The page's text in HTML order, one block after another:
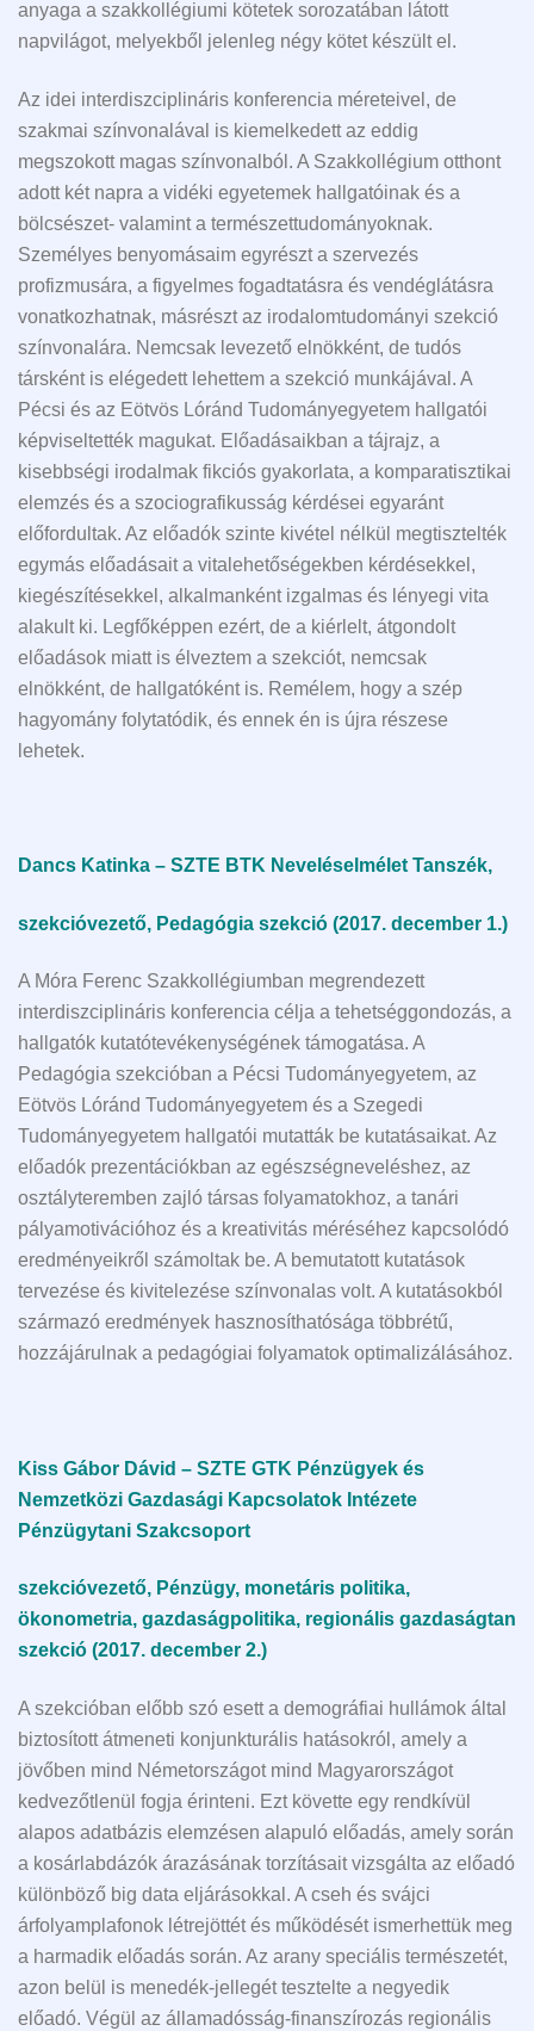
anyaga a szakkollégiumi kötetek sorozatában látott
napvilágot, melyekből jelenleg négy kötet készült el.
Az idei interdiszciplináris konferencia méreteivel, de
szakmai színvonalával is kiemelkedett az eddig
megszokott magas színvonalból. A Szakkollégium otthont
adott két napra a vidéki egyetemek hallgatóinak és a
bölcsészet- valamint a természettudományoknak.
Személyes benyomásaim egyrészt a szervezés
profizmusára, a figyelmes fogadtatásra és vendéglátásra
vonatkozhatnak, másrészt az irodalomtudományi szekció
színvonalára. Nemcsak levezető elnökként, de tudós
társként is elégedett lehettem a szekció munkájával. A
Pécsi és az Eötvös Lóránd Tudományegyetem hallgatói
képviseltették magukat. Előadásaikban a tájrajz, a
kisebbségi irodalmak fikciós gyakorlata, a komparatisztikai
elemzés és a szociografikusság kérdései egyaránt
előfordultak. Az előadók szinte kivétel nélkül megtisztelték
egymás előadásait a vitalehetőségekben kérdésekkel,
kiegészítésekkel, alkalmanként izgalmas és lényegi vita
alakult ki. Legfőképpen ezért, de a kiérlelt, átgondolt
előadások miatt is élveztem a szekciót, nemcsak
elnökként, de hallgatóként is. Remélem, hogy a szép
hagyomány folytatódik, és ennek én is újra részese
lehetek.
Dancs Katinka – SZTE BTK Neveléselmélet Tanszék,
szekcióvezető, Pedagógia szekció (2017. december 1.)
A Móra Ferenc Szakkollégiumban megrendezett
interdiszciplináris konferencia célja a tehetséggondozás, a
hallgatók kutatótevékenységének támogatása. A
Pedagógia szekcióban a Pécsi Tudományegyetem, az
Eötvös Lóránd Tudományegyetem és a Szegedi
Tudományegyetem hallgatói mutatták be kutatásaikat. Az
előadók prezentációkban az egészségneveléshez, az
osztályteremben zajló társas folyamatokhoz, a tanári
pályamotivációhoz és a kreativitás méréséhez kapcsolódó
eredményeikről számoltak be. A bemutatott kutatások
tervezése és kivitelezése színvonalas volt. A kutatásokból
származó eredmények hasznosíthatósága többrétű,
hozzájárulnak a pedagógiai folyamatok optimalizálásához.
Kiss Gábor Dávid – SZTE GTK Pénzügyek és
Nemzetközi Gazdasági Kapcsolatok Intézete
Pénzügytani Szakcsoport
szekcióvezető, Pénzügy, monetáris politika,
ökonometria, gazdaságpolitika, regionális gazdaságtan
szekció (2017. december 2.)
A szekcióban előbb szó esett a demográfiai hullámok által
biztosított átmeneti konjunkturális hatásokról, amely a
jövőben mind Németországot mind Magyarországot
kedvezőtlenül fogja érinteni. Ezt követte egy rendkívül
alapos adatbázis elemzésen alapuló előadás, amely során
a kosárlabdázók árazásának torzításait vizsgálta az előadó
különböző big data eljárásokkal. A cseh és svájci
árfolyamplafonok létrejöttét és működését ismerhettük meg
a harmadik előadás során. Az arany speciális természetét,
azon belül is menedék-jellegét tesztelte a negyedik
előadó. Végül az államadósság-finanszírozás regionális